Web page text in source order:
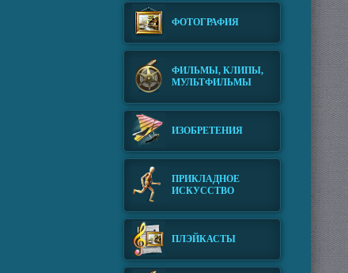
ФОТОГРАФИЯ
ФИЛЬМЫ, КЛИПЫ,
МУЛЬТФИЛЬМЫ
ИЗОБРЕТЕНИЯ
ПРИКЛАДНОЕ
ИСКУССТВО
ПЛЭЙКАСТЫ